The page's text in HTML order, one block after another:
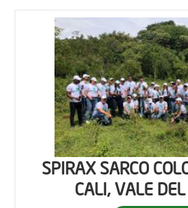
SPIRAX SARCO
CALI, VALE